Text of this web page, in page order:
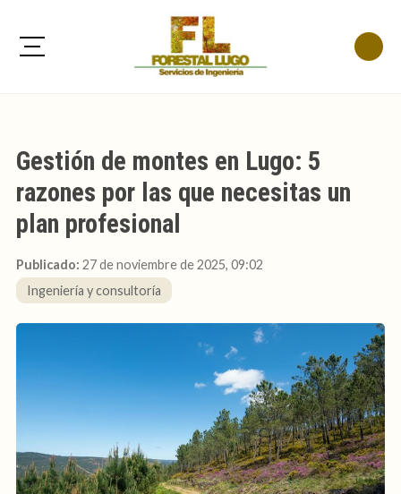
Gestión de montes en Lugo: 5
razones por las que necesitas un
plan profesional
Publicado: 27 de noviembre de 2025, 09:02
Ingeniería y consultoría